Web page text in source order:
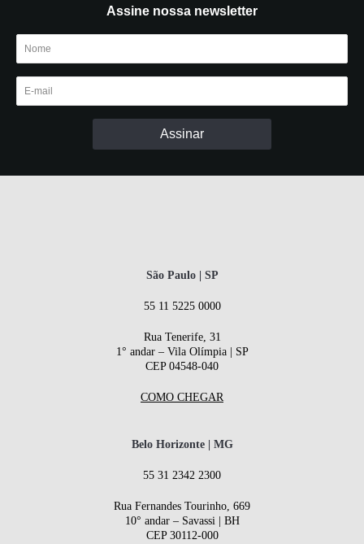
Assine nossa newsletter
São Paulo | SP
55 11 5225 0000
Rua Tenerife, 31
1° andar – Vila Olímpia | SP
CEP 04548-040
COMO CHEGAR
Belo Horizonte | MG
55 31 2342 2300
Rua Fernandes Tourinho, 669
10° andar – Savassi | BH
CEP 30112-000